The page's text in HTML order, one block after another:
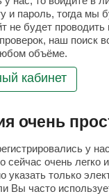
и пароль, тогда мы
не будет проводить
наш поиск
объёме.
кабинет
очень
у
сейчас очень легко
указать только
Вы часто